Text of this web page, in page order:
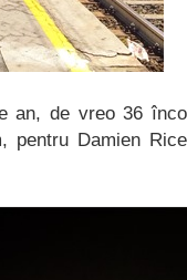
an, de vreo 36
pentru Damien